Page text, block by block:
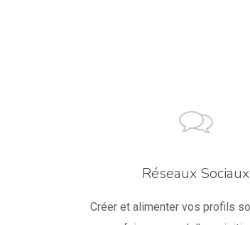
Réseaux Sociaux
Créer et alimenter vos profils